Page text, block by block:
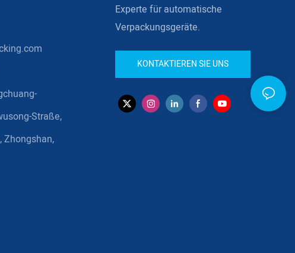
Straße,
Zhongshan,
Experte für automatische
Verpackungsgeräte.
KONTAKTIEREN SIE UNS